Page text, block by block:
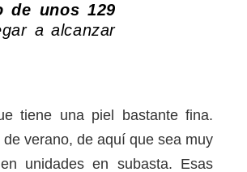
de unos 129
a alcanzar
tiene una piel bastante fina.
verano, de aquí que sea muy
unidades en subasta. Esas